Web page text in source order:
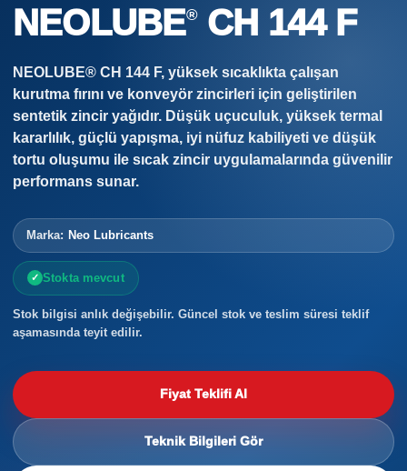
NEOLUBE® CH 144 F
NEOLUBE® CH 144 F, yüksek sıcaklıkta çalışan
kurutma fırını ve konveyör zincirleri için geliştirilen
sentetik zincir yağıdır. Düşük uçuculuk, yüksek termal
kararlılık, güçlü yapışma, iyi nüfuz kabiliyeti ve düşük
tortu oluşumu ile sıcak zincir uygulamalarında güvenilir
performans sunar.
Marka: Neo Lubricants
Stokta mevcut
Stok bilgisi anlık değişebilir. Güncel stok ve teslim süresi teklif
aşamasında teyit edilir.
Fiyat Teklifi Al
Teknik Bilgileri Gör